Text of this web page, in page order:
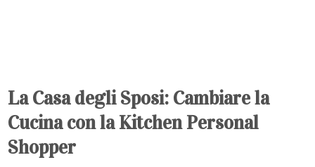
La Casa degli Sposi: Cambiare la
Cucina con la Kitchen Personal
Shopper